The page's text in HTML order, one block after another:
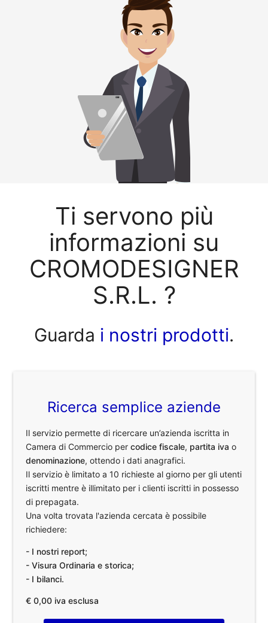
Ti servono più
informazioni su
CROMODESIGNER
S.R.L. ?
Guarda i nostri prodotti.
Ricerca semplice aziende
Il servizio permette di ricercare un’azienda iscritta in
Camera di Commercio percodice fiscale, partita iva o
denominazione, ottendo i dati anagrafici.
Il servizio è limitato a 10 richieste al giorno per gli utenti
iscritti mentre è illimitato per i clienti iscritti in possesso
di prepagata.
Una volta trovata l'azienda cercata è possibile
richiedere:
- I nostri report;
- Visura Ordinaria e storica;
- I bilanci.
€ 0,00 iva esclusa